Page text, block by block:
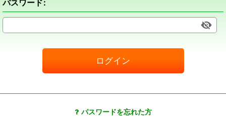
パスワード:
ログイン
パスワードを忘れた方